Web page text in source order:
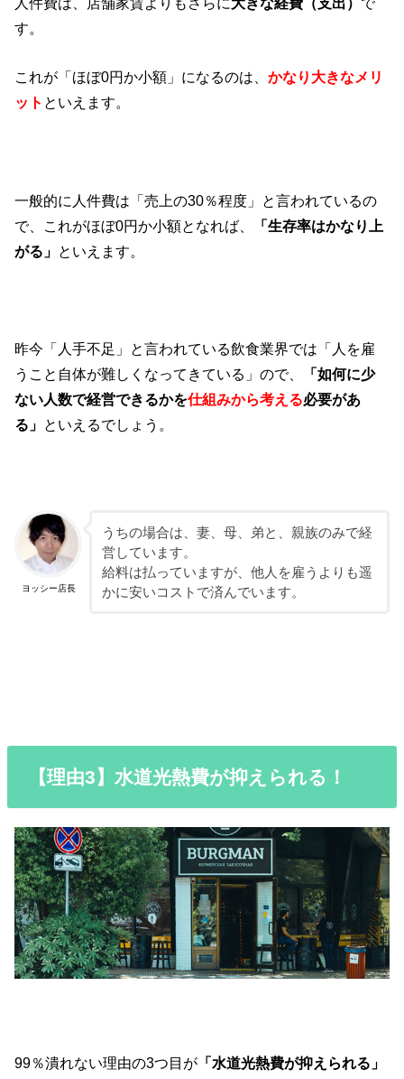
す。
これが「ほぼ0円か小額」になるのは、かなり大きなメリ
ット といえます。
一般的に人件費は「売上の30％程度」と言われているの
で、これがほぼ0円か小額となれば、
「生存率はかなり上
がる」 といえます。
昨今「人手不足」と言われている飲食業界では「人を雇
うこと自体が難しくなってきている」ので、
「如何に少
ない人数で経営できるかを仕組みから考える必要があ
る」 といえるでしょう。
ヨッシー店長
うちの場合は、妻、母、弟と、親族のみで経
営しています。
給料は払っていますが、他人を雇うよりも遥
かに安いコストで済んでいます。
【理由3】水道光熱費が抑えられる！
99％潰れない理由の3つ目が 「水道光熱費が抑えられる」